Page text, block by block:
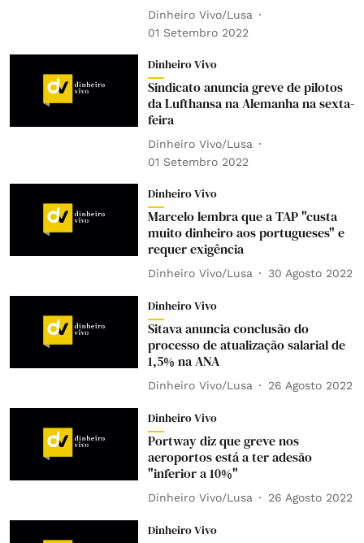
Dinheiro Vivo/Lusa
01 Setembro 2022
Dinheiro Vivo
Sindicato anuncia greve de pilotos
da Lufthansa na Alemanha na sexta-
feira
Dinheiro Vivo/Lusa
01 Setembro 2022
Dinheiro Vivo
Marcelo lembra que a TAP "custa
muito dinheiro aos portugueses" e
requer exigência
Dinheiro Vivo/Lusa 30 Agosto 2022
Dinheiro Vivo
Sitava anuncia conclusão do
processo de atualização salarial de
1,5% na ANA
Dinheiro Vivo/Lusa 26 Agosto 2022
Dinheiro Vivo
Portway diz que greve nos
aeroportos está a ter adesão
"inferior a 10%"
Dinheiro Vivo/Lusa 26 Agosto 2022
Dinheiro Vivo